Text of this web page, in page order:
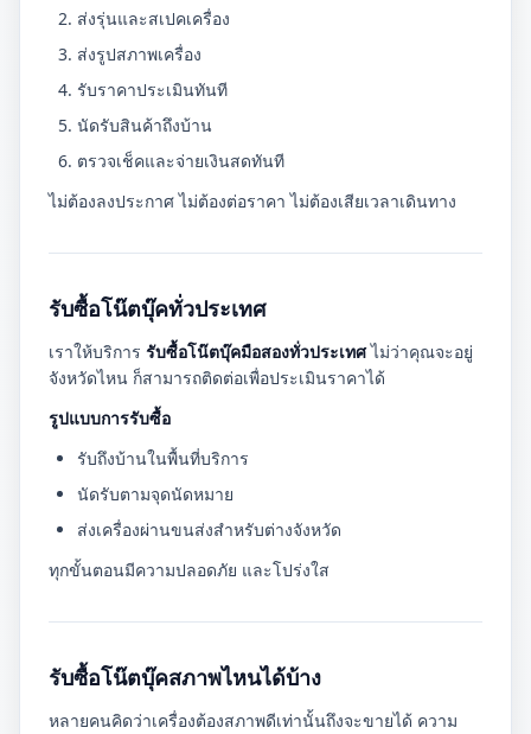
ส่งรุ่นและสเปคเครื่อง
ส่งรูปสภาพเครื่อง
รับราคาประเมินทันที
นัดรับสินค้าถึงบ้าน
ตรวจเช็คและจ่ายเงินสดทันที
ไม่ต้องลงประกาศ ไม่ต้องต่อราคา ไม่ต้องเสียเวลาเดินทาง
รับซื้อโน๊ตบุ๊คทั่วประเทศ
เราให้บริการ รับซื้อโน๊ตบุ๊คมือสองทั่วประเทศไม่ว่าคุณจะอยู่
จังหวัดไหน ก็สามารถติดต่อเพื่อประเมินราคาได้
รูปแบบการรับซื้อ
รับถึงบ้านในพื้นที่บริการ
นัดรับตามจุดนัดหมาย
ส่งเครื่องผ่านขนส่งสำหรับต่างจังหวัด
ทุกขั้นตอนมีความปลอดภัย และโปร่งใส
รับซื้อโน๊ตบุ๊คสภาพไหนได้บ้าง
หลายคนคิดว่าเครื่องต้องสภาพดีเท่านั้นถึงจะขายได้ ความ